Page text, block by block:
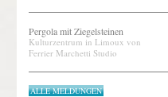
Pergola mit Ziegelsteinen
Kulturzentrum in Limoux von
Ferrier Marchetti Studio
ALLE MELDUNGEN